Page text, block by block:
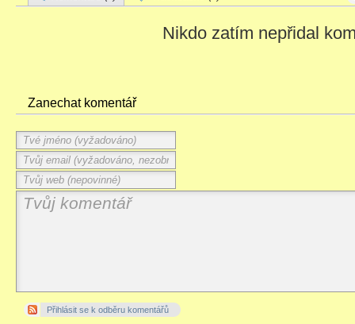
Nikdo zatím nepřidal
Zanechat komentář
Přihlásit se k odběru komentářů